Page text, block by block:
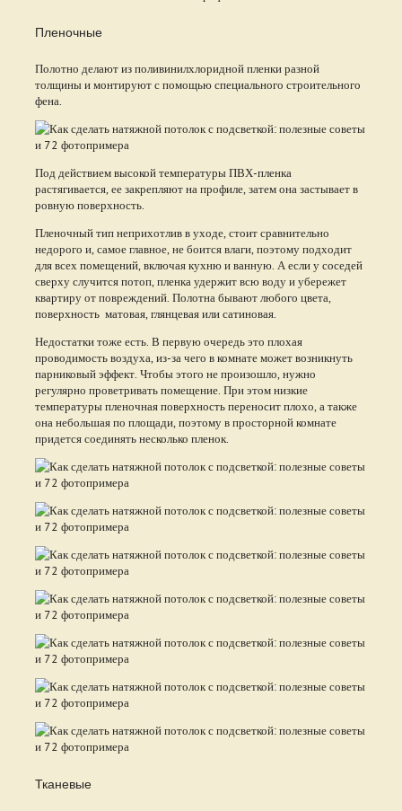
Пленочные
Полотно делают из поливинилхлоридной пленки разной
толщины и монтируют с помощью специального строительного
фена.
Под действием высокой температуры ПВХ-пленка
растягивается, ее закрепляют на профиле, затем она застывает в
ровную поверхность.
Пленочный тип неприхотлив в уходе, стоит сравнительно
недорого и, самое главное, не боится влаги, поэтому подходит
для всех помещений, включая кухню и ванную. А если у соседей
сверху случится потоп, пленка удержит всю воду и убережет
квартиру от повреждений. Полотна бывают любого цвета,
поверхность матовая, глянцевая или сатиновая.
Недостатки тоже есть. В первую очередь это плохая
проводимость воздуха, из-за чего в комнате может возникнуть
парниковый эффект. Чтобы этого не произошло, нужно
регулярно проветривать помещение. При этом низкие
температуры пленочная поверхность переносит плохо, а также
она небольшая по площади, поэтому в просторной комнате
придется соединять несколько пленок.
Тканевые